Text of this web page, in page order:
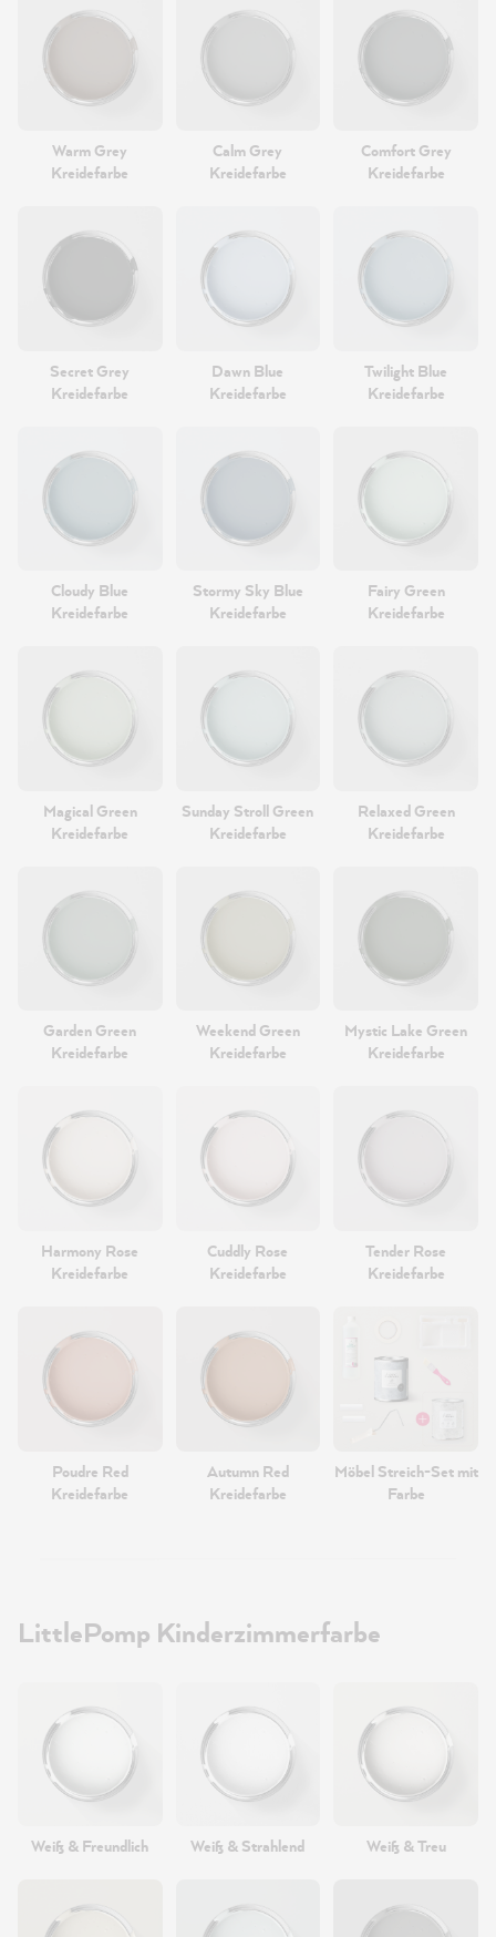
Warm Grey
Kreidefarbe
Calm Grey
Kreidefarbe
Comfort Grey
Kreidefarbe
Secret Grey
Kreidefarbe
Dawn Blue
Kreidefarbe
Twilight Blue
Kreidefarbe
Cloudy Blue
Kreidefarbe
Stormy Sky Blue
Kreidefarbe
Fairy Green
Kreidefarbe
Magical Green
Kreidefarbe
Sunday Stroll Green
Kreidefarbe
Relaxed Green
Kreidefarbe
Garden Green
Kreidefarbe
Weekend Green
Kreidefarbe
Mystic Lake Green
Kreidefarbe
Harmony Rose
Kreidefarbe
Cuddly Rose
Kreidefarbe
Tender Rose
Kreidefarbe
Poudre Red
Kreidefarbe
Autumn Red
Kreidefarbe
Möbel Streich-Set mit
Farbe
LittlePomp Kinderzimmerfarbe
Weiß & Freundlich Weiß & Strahlend Weiß & Treu